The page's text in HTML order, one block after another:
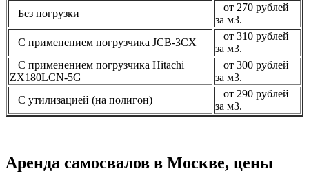
Без погрузки
от 270 рублей
за м3.
С применением погрузчика JCB-3CX
от 310 рублей
за м3.
С применением погрузчика Hitachi
ZX180LCN-5G
от 300 рублей
за м3.
С утилизацией (на полигон)
от 290 рублей
за м3.
Аренда самосвалов в Москве, цены